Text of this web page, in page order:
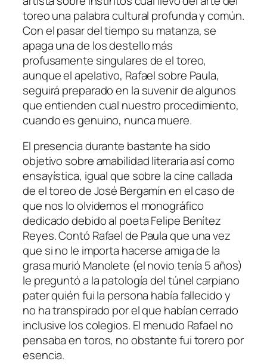
toreo una palabra cultural profunda y común.
Con el pasar del tiempo su matanza, se
apaga una de los destello más
profusamente singulares de el toreo,
aunque el apelativo, Rafael sobre Paula,
seguirá preparado en la suvenir de algunos
que entienden cual nuestro procedimiento,
cuando es genuino, nunca muere.
El presencia durante bastante ha sido
objetivo sobre amabilidad literaria así­ como
ensayística, igual que sobre la cine callada
de el toreo de José Bergamín en el caso de
que nos lo olvidemos el monográfico
dedicado debido al poeta Felipe Benítez
Reyes. Contó Rafael de Paula que una vez
que si no le importa hacerse amiga de la
grasa murió Manolete (el novio tenía 5 años)
le preguntó a la patologí­a del túnel carpiano
pater quién fui la persona había fallecido y
no ha transpirado por el que habían cerrado
inclusive los colegios. El menudo Rafael no
pensaba en toros, no obstante fui torero por
esencia.